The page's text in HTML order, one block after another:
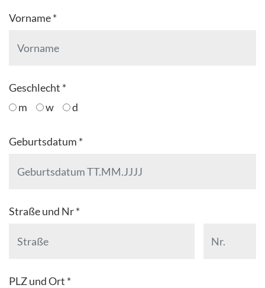
Vorname *
Geschlecht *
m
w d
Geburtsdatum *
Straße und Nr *
PLZ und Ort *